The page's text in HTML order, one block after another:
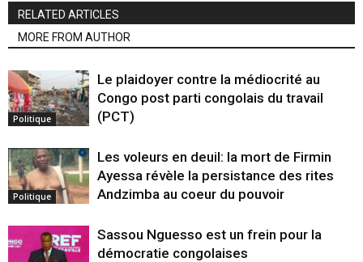
RELATED ARTICLES
MORE FROM AUTHOR
Politique
Le plaidoyer contre la médiocrité au
Congo post parti congolais du travail
(PCT)
Politique
Les voleurs en deuil: la mort de Firmin
Ayessa révèle la persistance des rites
Andzimba au coeur du pouvoir
Sassou Nguesso est un frein pour la
démocratie congolaises